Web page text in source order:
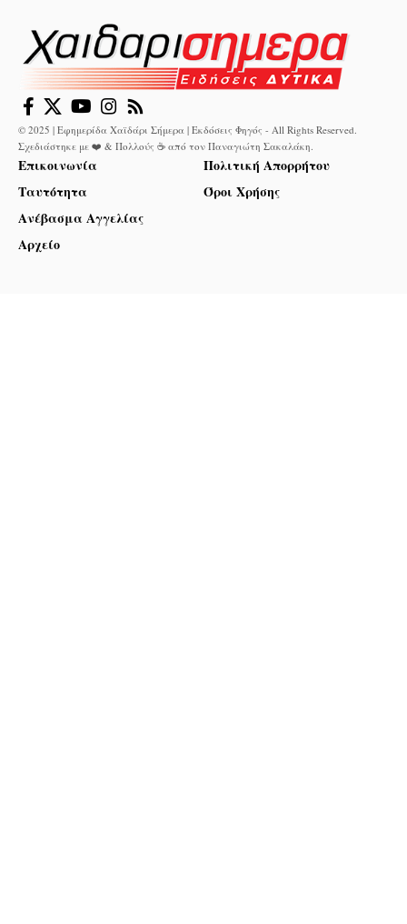
© 2025 | Εφημερίδα Χαϊδάρι Σήμερα | Εκδόσεις Φηγός - All Rights Reserved.
Σχεδιάστηκε με ❤️ & Πολλούς ☕ από τον Παναγιώτη Σακαλάκη.
Επικοινωνία
Ταυτότητα
Ανέβασμα Αγγελίας
Αρχείο
Πολιτική Απορρήτου
Όροι Χρήσης